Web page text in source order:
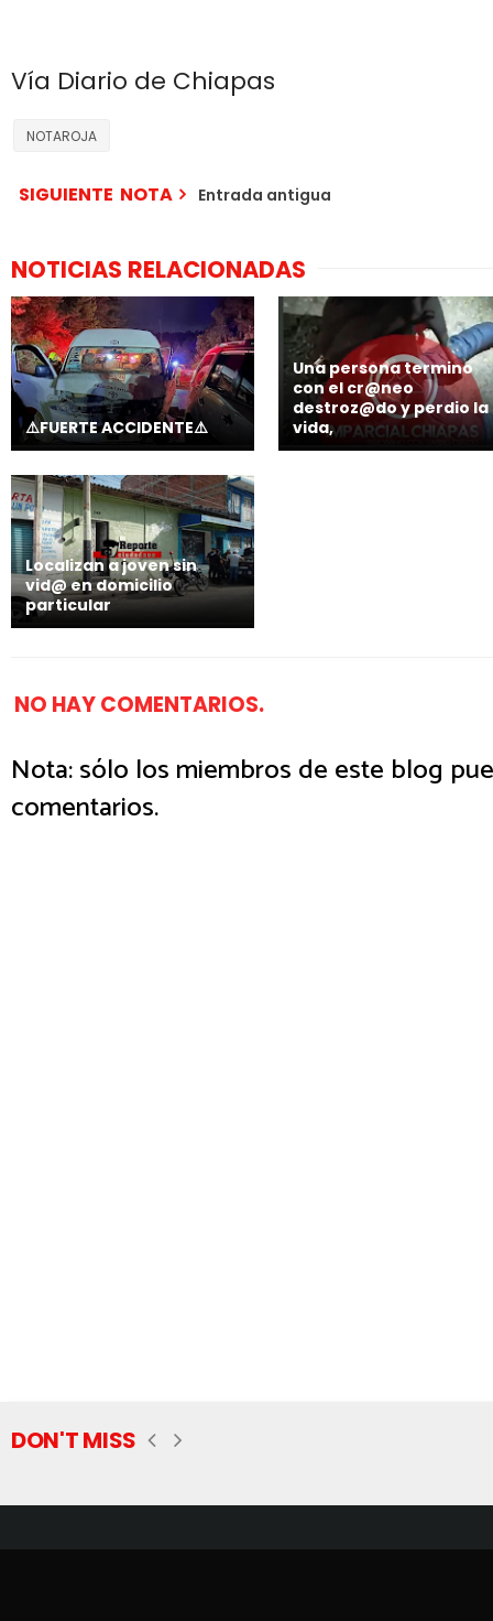
Vía Diario de Chiapas
NOTAROJA
SIGUIENTE NOTA Entrada antigua
NOTICIAS RELACIONADAS
⚠️FUERTE ACCIDENTE⚠️
Una persona termino
con el cr@neo
destroz@do y perdio la
vida,
Localizan a joven sin
vid@ en domicilio
particular
NO HAY COMENTARIOS.
Nota: sólo los miembros de este blog
comentarios.
DON'T MISS